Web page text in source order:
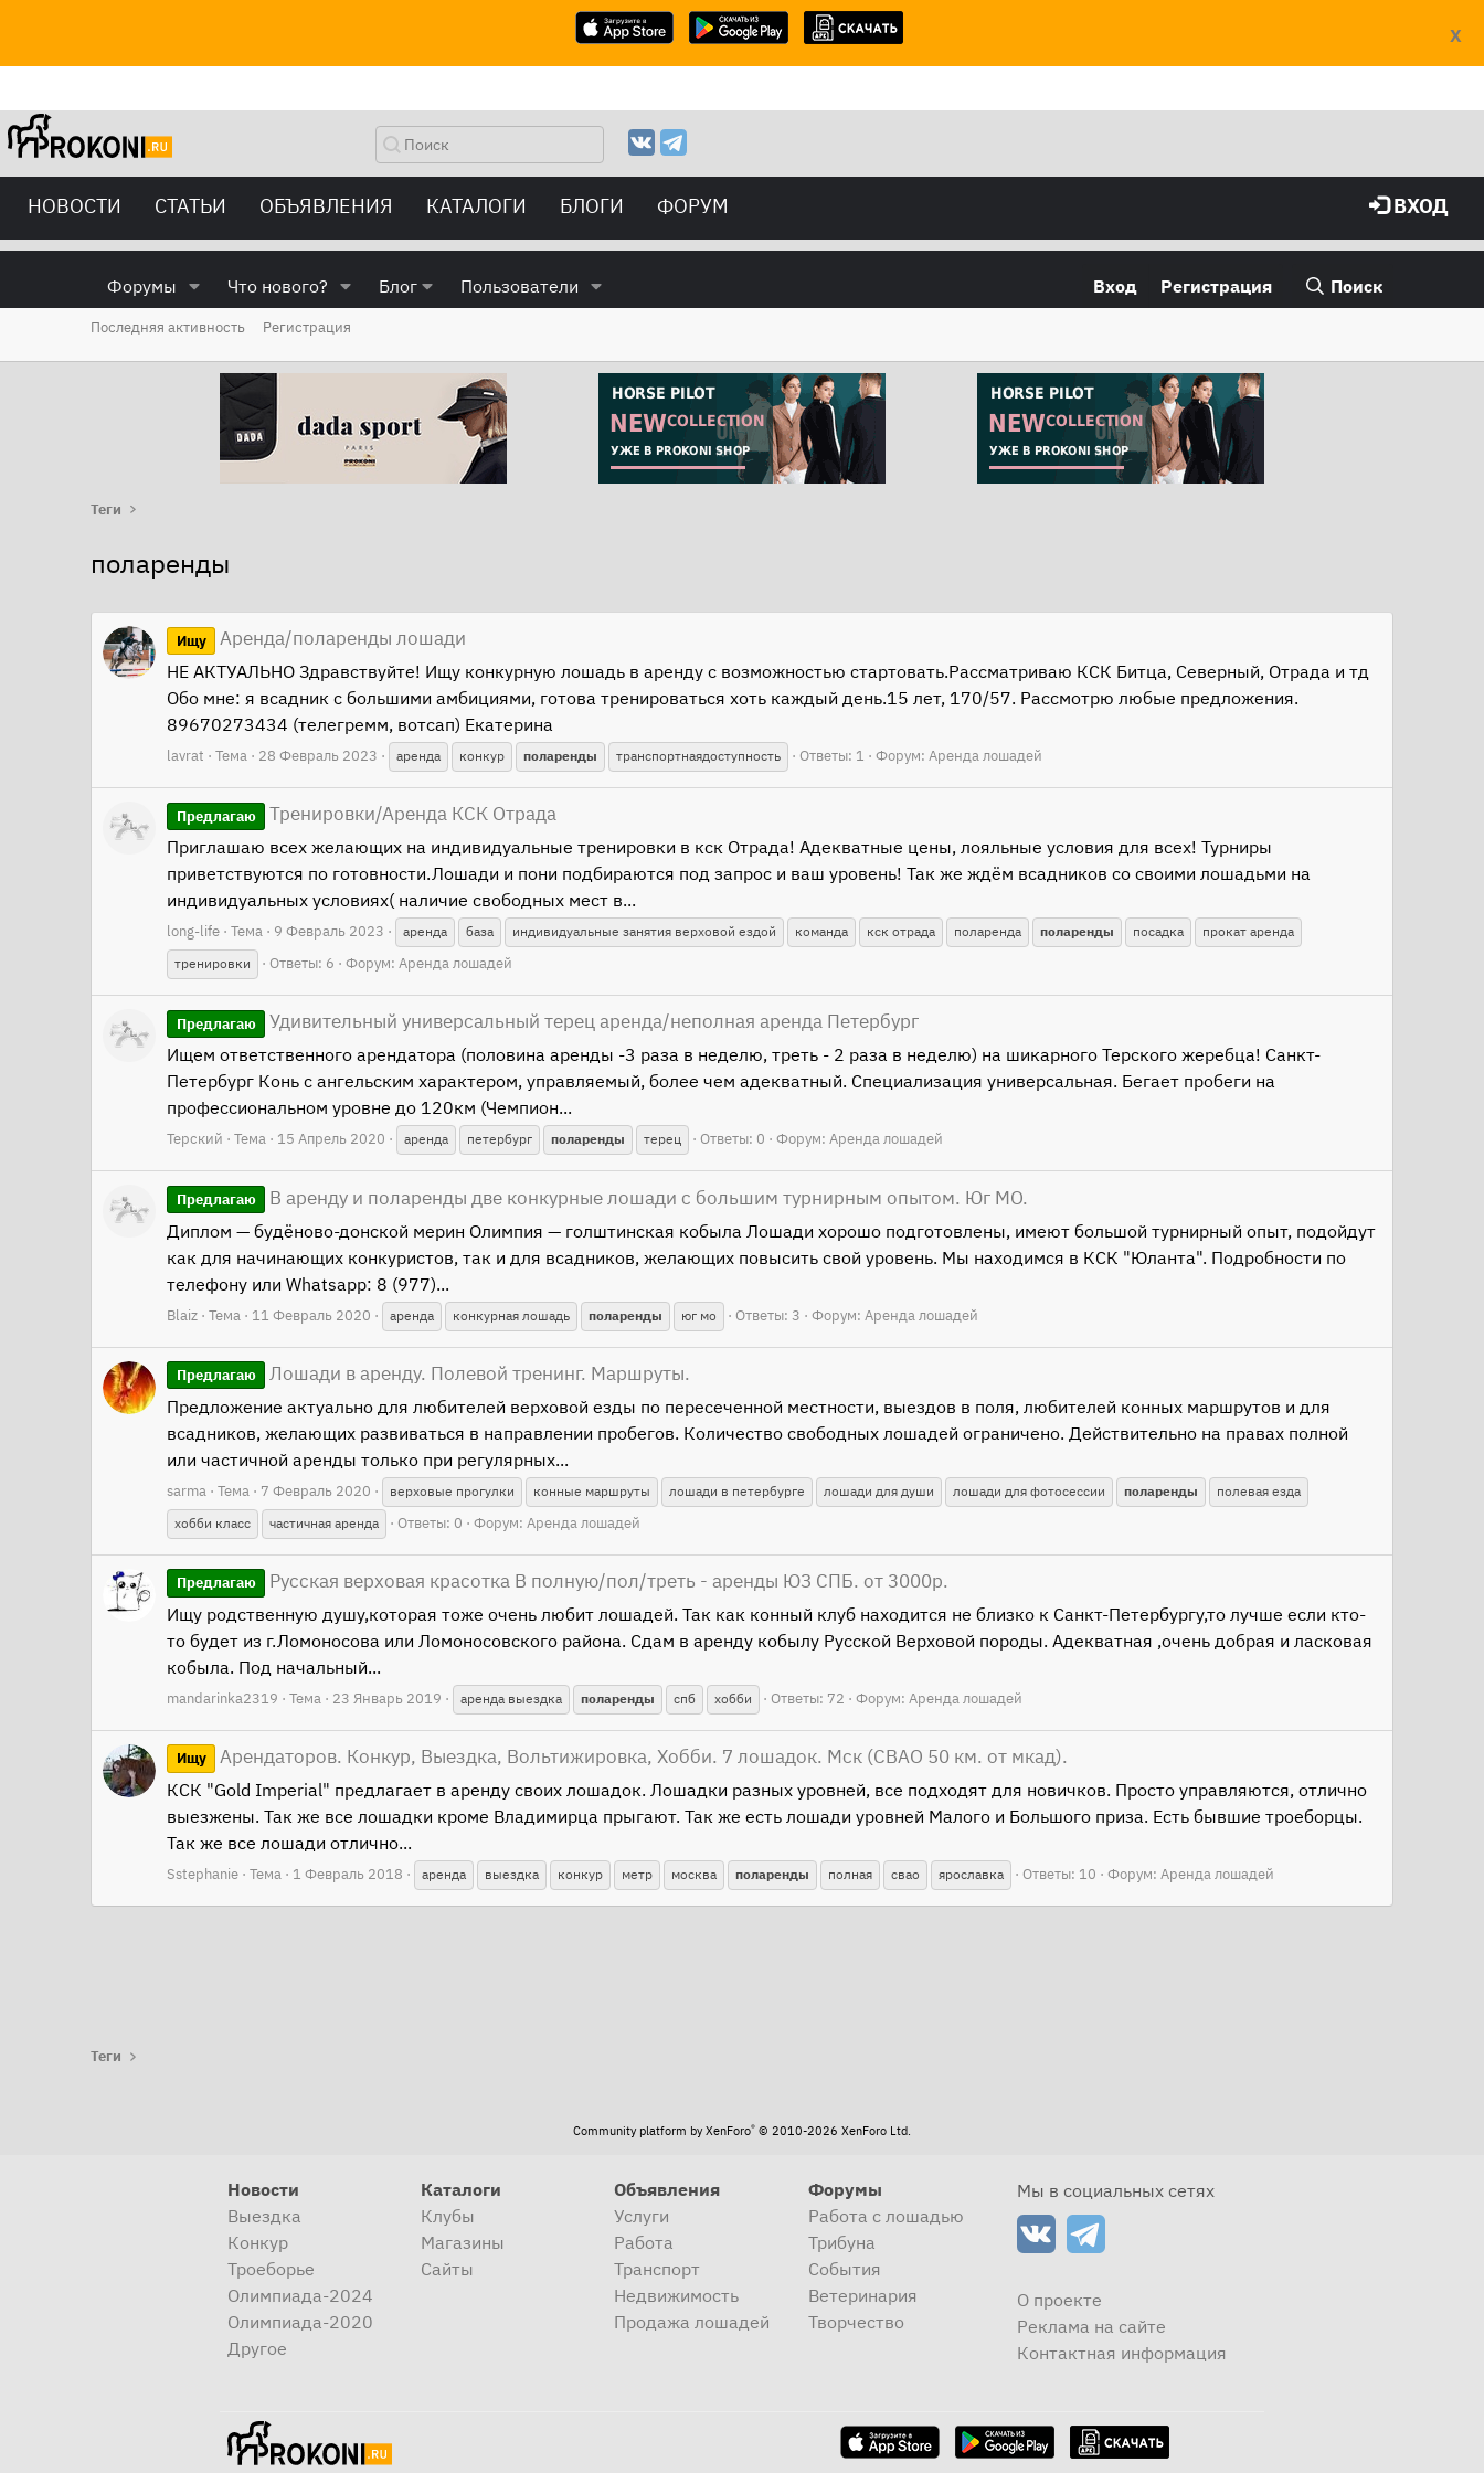
X
НОВОСТИ СТАТЬИ ОБЪЯВЛЕНИЯ КАТАЛОГИ БЛОГИ ФОРУМ ВХОД
Форумы Что нового? Блог Пользователи Вход Регистрация Поиск
Последняя активность Регистрация
Теги
поларенды
Ищу Аренда/поларенды лошади
НЕ АКТУАЛЬНО Здравствуйте! Ищу конкурную лошадь в аренду с возможностью стартовать.Рассматриваю КСК Битца, Северный, Отрада и тд
Обо мне: я всадник с большими амбициями, готова тренироваться хоть каждый день.15 лет, 170/57. Рассмотрю любые предложения.
89670273434 (телегремм, вотсап) Екатерина
lavrat Тема 28 Февраль 2023 аренда конкур поларенды транспортнаядоступность Ответы: 1 Форум: Аренда лошадей
Предлагаю Тренировки/Аренда КСК Отрада
Приглашаю всех желающих на индивидуальные тренировки в кск Отрада! Адекватные цены, лояльные условия для всех! Турниры
приветствуются по готовности.Лошади и пони подбираются под запрос и ваш уровень! Так же ждём всадников со своими лошадьми на
индивидуальных условиях( наличие свободных мест в...
long-life Тема 9 Февраль 2023 аренда база индивидуальные занятия верховой ездой команда кск отрада поларенда поларенды посадка
прокат аренда
тренировки
Ответы: 6 Форум: Аренда лошадей
Предлагаю Удивительный универсальный терец аренда/неполная аренда Петербург
Ищем ответственного арендатора (половина аренды -3 раза в неделю, треть - 2 раза в неделю) на шикарного Терского жеребца! Санкт-
Петербург Конь с ангельским характером, управляемый, более чем адекватный. Специализация универсальная. Бегает пробеги на
профессиональном уровне до 120км (Чемпион...
Терский Тема 15 Апрель 2020 аренда петербург поларенды терец Ответы: 0 Форум: Аренда лошадей
Предлагаю В аренду и поларенды две конкурные лошади с большим турнирным опытом. Юг МО.
Диплом — будёново-донской мерин Олимпия — голштинская кобыла Лошади хорошо подготовлены, имеют большой турнирный опыт, подойдут
как для начинающих конкуристов, так и для всадников, желающих повысить свой уровень. Мы находимся в КСК "Юланта". Подробности по
телефону или Whatsapp: 8 (977)...
Blaiz Тема 11 Февраль 2020 аренда конкурная лошадь поларенды юг мо Ответы: 3 Форум: Аренда лошадей
Предлагаю Лошади в аренду. Полевой тренинг. Маршруты.
Предложение актуально для любителей верховой езды по пересеченной местности, выездов в поля, любителей конных маршрутов и для
всадников, желающих развиваться в направлении пробегов. Количество свободных лошадей ограничено. Действительно на правах полной
или частичной аренды только при регулярных...
sarma Тема 7 Февраль 2020 верховые прогулки конные маршруты лошади в петербурге лошади для души лошади для фотосессии поларенды
полевая езда
хобби класс
частичная аренда Ответы: 0 Форум: Аренда лошадей
Предлагаю Русская верховая красотка В полную/пол/треть - аренды ЮЗ СПБ. от 3000р.
Ищу родственную душу,которая тоже очень любит лошадей. Так как конный клуб находится не близко к Санкт-Петербургу,то лучше если кто-
то будет из г.Ломоносова или Ломоносовского района. Сдам в аренду кобылу Русской Верховой породы. Адекватная ,очень добрая и ласковая
кобыла. Под начальный...
mandarinka2319 Тема 23 Январь 2019 аренда выездка поларенды спб хобби Ответы: 72 Форум: Аренда лошадей
Ищу Арендаторов. Конкур, Выездка, Вольтижировка, Хобби. 7 лошадок. Мск (СВАО 50 км. от мкад).
КСК "Gold Imperial" предлагает в аренду своих лошадок. Лошадки разных уровней, все подходят для новичков. Просто управляются, отлично
выезжены. Так же все лошадки кроме Владимирца прыгают. Так же есть лошади уровней Малого и Большого приза. Есть бывшие троеборцы.
Так же все лошади отлично...
Sstephanie Тема 1 Февраль 2018 аренда выездка конкур метр москва поларенды полная свао ярославка Ответы: 10 Форум: Аренда лошадей
Теги
Community platform by XenForo® © 2010-2026 XenForo Ltd.
Новости
Выездка
Конкур
Троеборье
Олимпиада-2024
Олимпиада-2020
Другое
Каталоги
Клубы
Магазины
Сайты
Объявления
Услуги
Работа
Транспорт
Недвижимость
Продажа лошадей
Форумы
Работа с лошадью
Трибуна
События
Ветеринария
Творчество
Мы в социальных сетях
О проекте
Реклама на сайте
Контактная информация